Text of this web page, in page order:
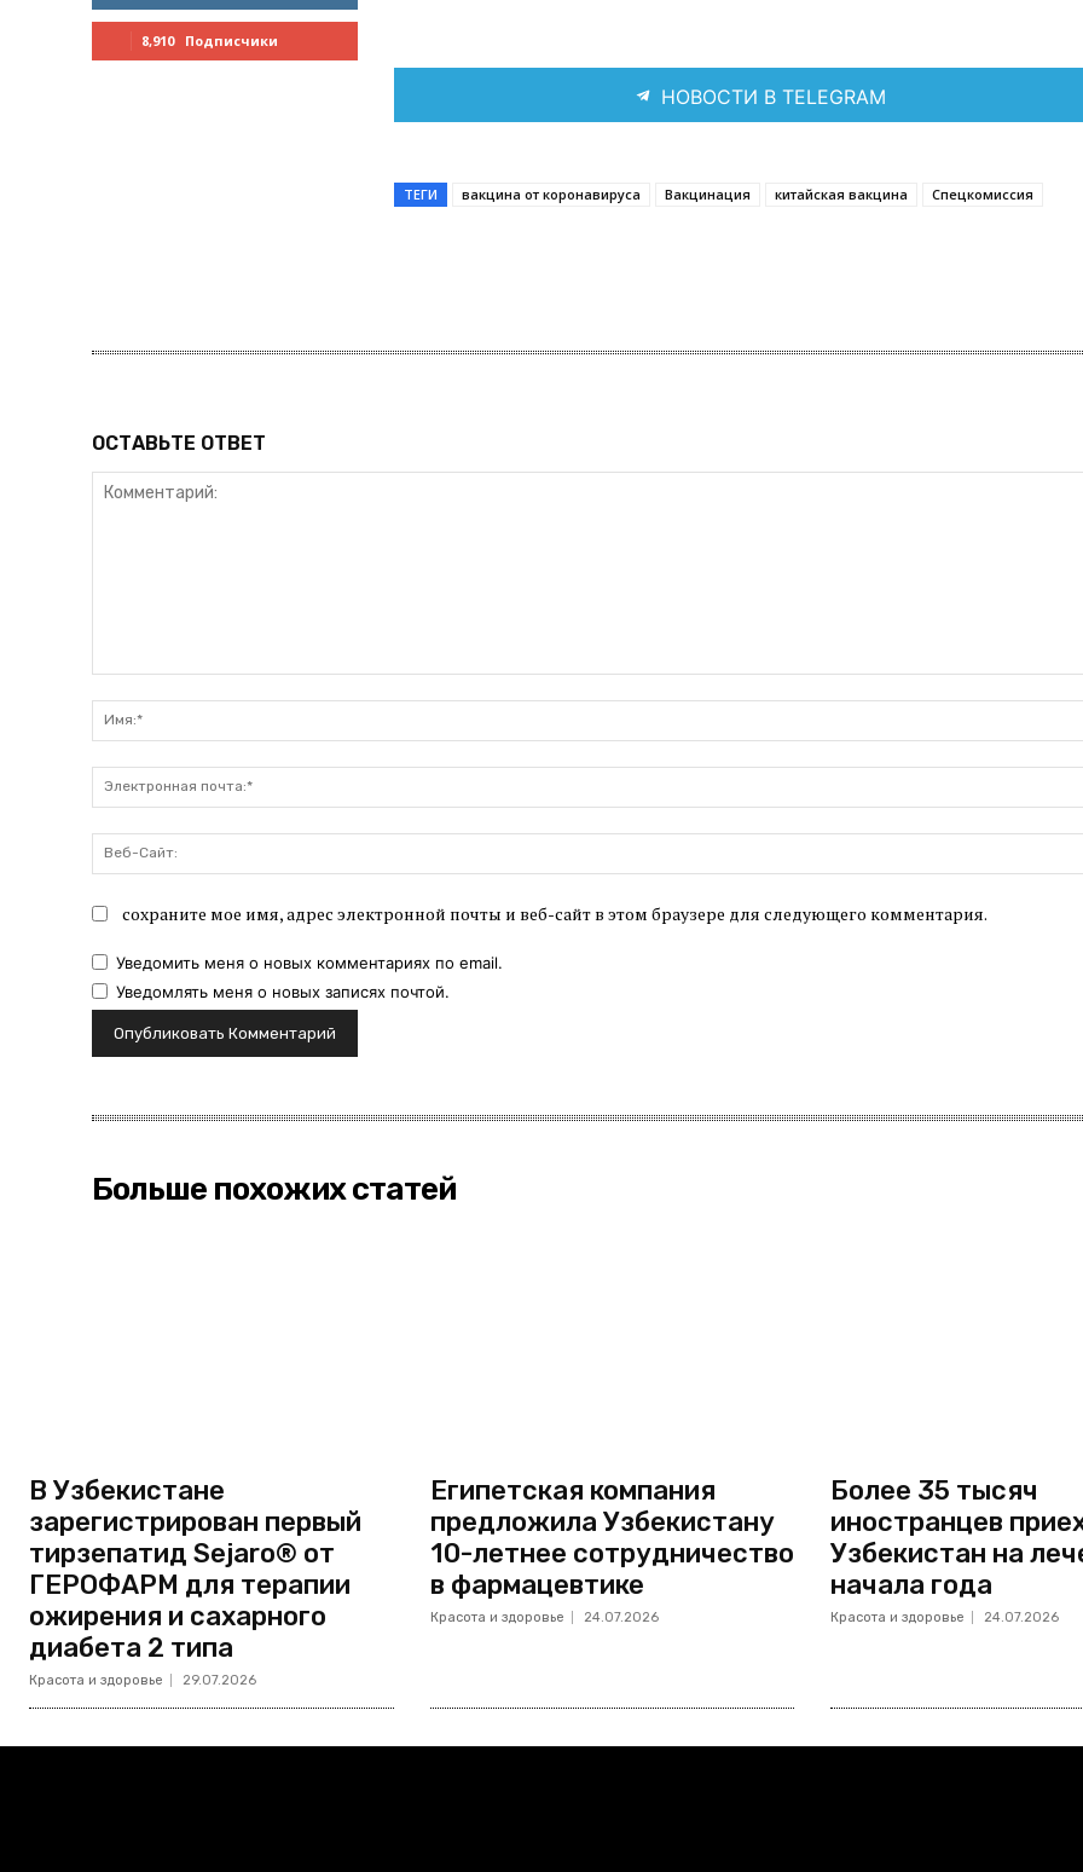
8,910 Подписчики
НОВОСТИ В TELEGRAM
ТЕГИ вакцина от коронавируса Вакцинация китайская вакцина Спецкомиссия
ОСТАВЬТЕ ОТВЕТ
сохраните мое имя, адрес электронной почты и веб-сайт в этом браузере для следующего комментария.
Уведомить меня о новых комментариях по email.
Уведомлять меня о новых записях почтой.
Больше похожих статей
В Узбекистане
зарегистрирован первый
тирзепатид Sejaro® от
ГЕРОФАРМ для терапии
ожирения и сахарного
диабета 2 типа
Красота и здоровье 29.07.2026
Египетская компания
предложила Узбекистану
10-летнее сотрудничество
в фармацевтике
Красота и здоровье 24.07.2026
Более 35 тысяч
иностранцев
Узбекистан на
начала года
Красота и здоровье 24.07.2026